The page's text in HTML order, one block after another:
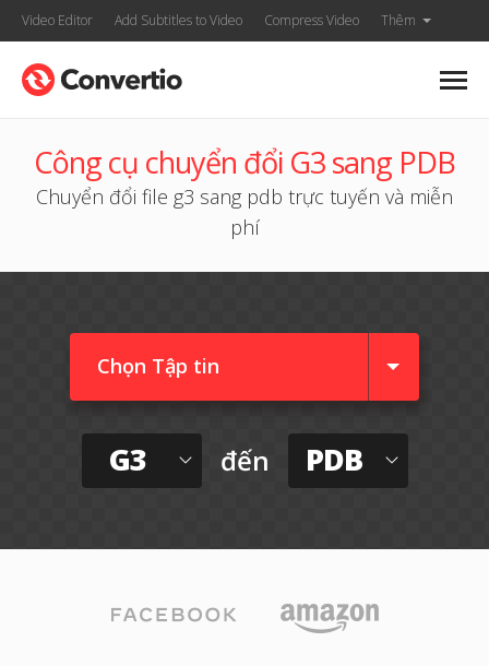
Video Editor Add Subtitles to Video Compress Video Thêm
Công cụ chuyển đổi G3 sang PDB
Chuyển đổi file g3 sang pdb trực tuyến và miễn
phí
Chọn Tập tin
G3 đến PDB